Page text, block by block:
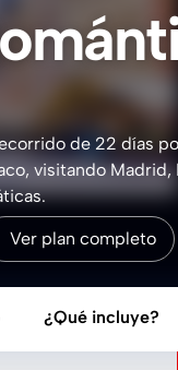
de 22 días
visitando Madrid,
Ver plan completo
¿Qué incluye?